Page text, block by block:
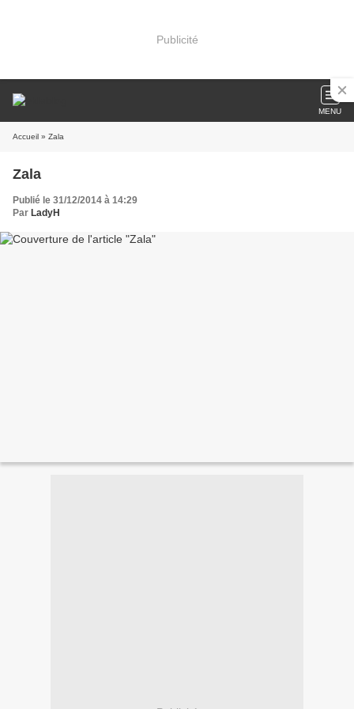
Publicité
MENU
Accueil » Zala
Zala
Publié le 31/12/2014 à 14:29
Par LadyH